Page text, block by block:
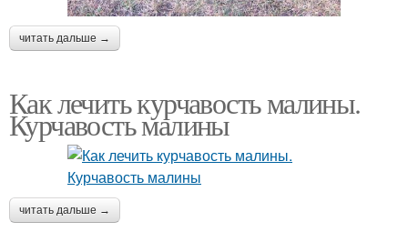
читать дальше →
Как лечить курчавость малины.
Курчавость малины
читать дальше →